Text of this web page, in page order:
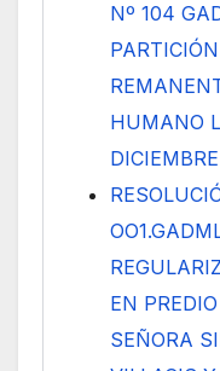
Nº 104
HUMANO
EN
SEÑORA